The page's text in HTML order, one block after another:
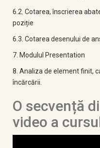
6.2. Cotarea, înscrierea
poziție
6.3. Cotarea desenului de
7. Modulul Presentation
8. Analiza de element finit,
încărcării.
O secvență
video a